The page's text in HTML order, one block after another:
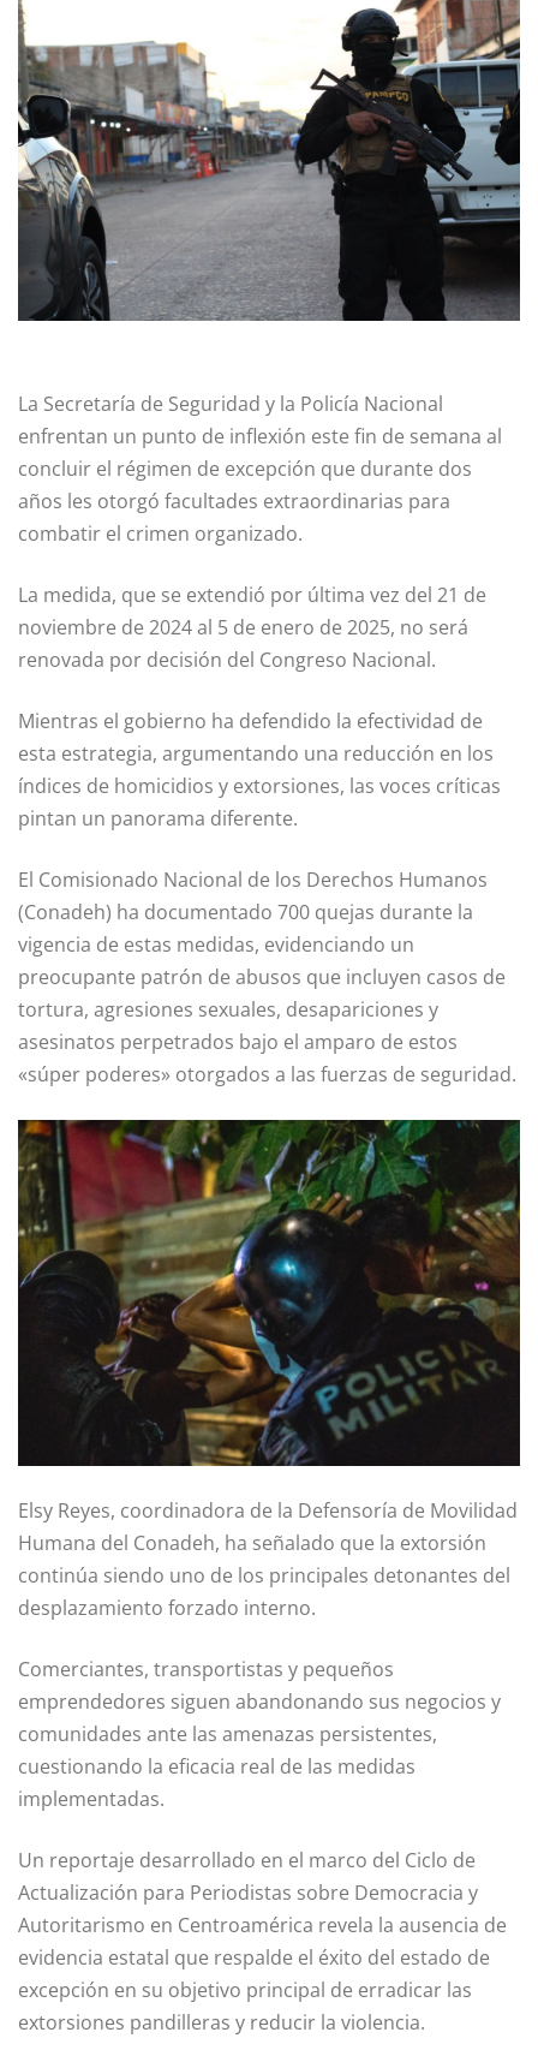
La Secretaría de Seguridad y la Policía Nacional
enfrentan un punto de inflexión este fin de semana al
concluir el régimen de excepción que durante dos
años les otorgó facultades extraordinarias para
combatir el crimen organizado.
La medida, que se extendió por última vez del 21 de
noviembre de 2024 al 5 de enero de 2025, no será
renovada por decisión del Congreso Nacional.
Mientras el gobierno ha defendido la efectividad de
esta estrategia, argumentando una reducción en los
índices de homicidios y extorsiones, las voces críticas
pintan un panorama diferente.
El Comisionado Nacional de los Derechos Humanos
(Conadeh) ha documentado 700 quejas durante la
vigencia de estas medidas, evidenciando un
preocupante patrón de abusos que incluyen casos de
tortura, agresiones sexuales, desapariciones y
asesinatos perpetrados bajo el amparo de estos
«súper poderes» otorgados a las fuerzas de seguridad.
Elsy Reyes, coordinadora de la Defensoría de Movilidad
Humana del Conadeh, ha señalado que la extorsión
continúa siendo uno de los principales detonantes del
desplazamiento forzado interno.
Comerciantes, transportistas y pequeños
emprendedores siguen abandonando sus negocios y
comunidades ante las amenazas persistentes,
cuestionando la eficacia real de las medidas
implementadas.
Un reportaje desarrollado en el marco del Ciclo de
Actualización para Periodistas sobre Democracia y
Autoritarismo en Centroamérica revela la ausencia de
evidencia estatal que respalde el éxito del estado de
excepción en su objetivo principal de erradicar las
extorsiones pandilleras y reducir la violencia.